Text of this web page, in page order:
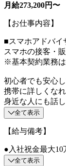
月給273,200円〜
【お仕事内容】
■スマホアドバイ
スマホの接客・
※基本契約業務は
初心者でも安心
携帯に詳しくな
身近な人にも話
全て表示
【給与備考】
●入社祝金最大
全て表示